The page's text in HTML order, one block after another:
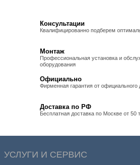
Консультации
Квалифицированно подберем
Монтаж
Профессиональная установка и
оборудования
Официально
Фирменная гарантия от официального
Доставка по РФ
Бесплатная доставка по Москве от 50
УСЛУГИ И СЕРВИС